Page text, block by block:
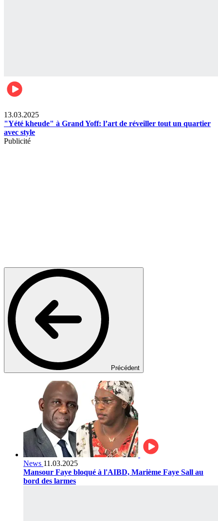
13.03.2025
"Yété kheude" à Grand Yoff: l’art de réveiller tout un quartier
avec style
Publicité
Précédent
News 11.03.2025
Mansour Faye bloqué à l'AIBD, Marième Faye Sall au
bord des larmes